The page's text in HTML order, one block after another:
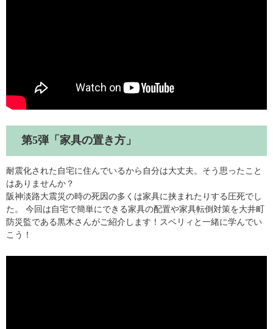
第5弾「家具の置き方」
耐震化された自宅に住んでいるから自分は大丈夫。そう思ったこと
はありませんか？
阪神淡路大震災の時の死因の多くは家具に挟まれたりする圧死でし
た。 今回は自宅で簡単にできる家具の配置や家具転倒対策を大井町
防災監である黒木さんがご紹介します！スベリィと一緒に学んでい
こう！